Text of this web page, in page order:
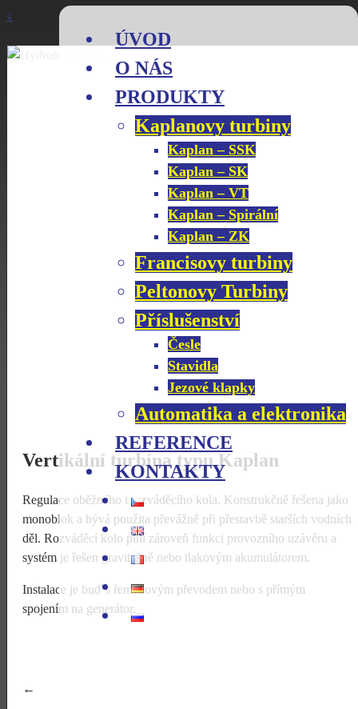
↓
ÚVOD
O NÁS
PRODUKTY
Kaplanovy turbiny
Kaplan – SSK
Kaplan – SK
Kaplan – VT
Kaplan – Spirální
Kaplan – ZK
Francisovy turbiny
Peltonovy Turbiny
Příslušenství
Česle
Stavidla
Jezové klapky
Automatika a elektronika
REFERENCE
KONTAKTY
Vertikální turbína typu Kaplan
Regulace oběžného i rozváděcího kola. Konstrukčně řešena jako
monoblok a bývá použita převážně při přestavbě starších vodních
děl. Rozváděcí kolo plní zároveň funkci provozního uzávěru a
systém je řešen gravitačně nebo tlakovým akumulátorem.
Instalace je buď s řemenovým převodem nebo s přímým
spojením na generátor.
←